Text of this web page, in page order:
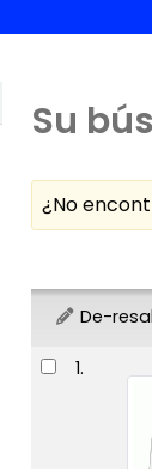
Su
¿No
De-
Resultados
1.